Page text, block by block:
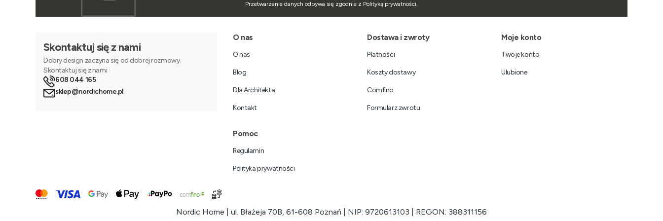
Przetwarzanie danych odbywa się zgodnie z Polityką prywatności.
Skontaktuj się z nami
Dobry design zaczyna się od dobrej rozmowy.
Skontaktuj się z nami
608 044 165
sklep@nordichome.pl
Linki w stopce
O nas
O nas
Blog
Dla Architekta
Kontakt
Dostawa i zwroty
Płatności
Koszty dostawy
Comfino
Formularz zwrotu
Moje konto
Twoje konto
Ulubione
Pomoc
Regulamin
Polityka prywatności
Nordic Home | ul. Błażeja 70B, 61-608 Poznań | NIP: 9720613103 | REGON: 388311156